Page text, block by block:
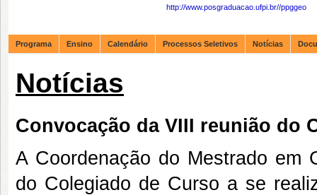
http://www.posgraduacao.ufpi.br//ppggeo
Programa Ensino Calendário Processos Seletivos Notícias
Notícias
Convocação da VIII reunião do
A Coordenação do Mestrado em
do Colegiado de Curso a se